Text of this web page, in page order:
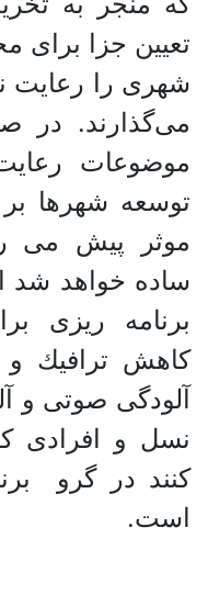
تعیین جزا برای
شهری را رعایت
می‌گذارند. در
موضوعات
توسعه شهرها
موثر پیش می
ساده خواهد شد
برنامه‌ ریزی
كاهش ترافیك
آلودگی صوتی و
نسل و افرادی
‌كنند در گرو
است.